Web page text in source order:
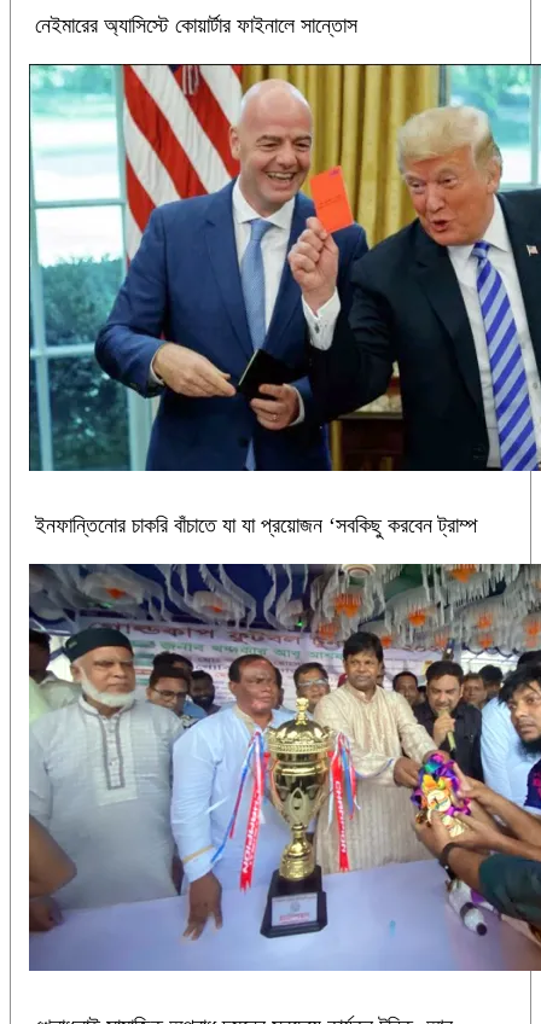
নেইমারের অ্যাসিস্টে কোয়ার্টার ফাইনালে সান্তোস
ইনফান্তিনোর চাকরি বাঁচাতে যা যা প্রয়োজন ‘সবকিছু করবেন ট্রাম্প